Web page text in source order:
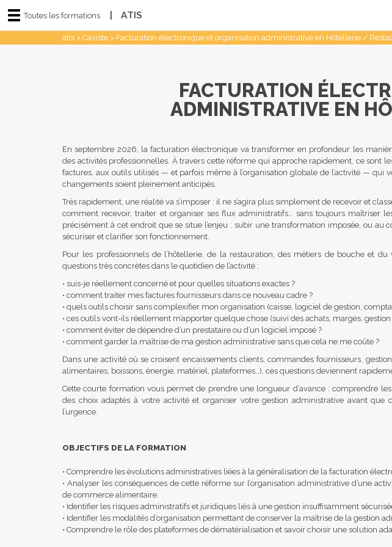
Toutes les formations | ATIS
atis > Caviste > Facturation électronique et organisation administrative en Hôtellerie /
FACTURATION
ADMINISTRATIVE EN
En septembre 2026, la facturation électronique va transformer en profondeur les
des activités professionnelles. À travers cette réforme qui approche rapidement, ce sont
factures, aux outils utilisés — et parfois même à l’organisation globale de l’activité — qui
changements soient pleinement anticipés.
Très rapidement, une réalité va s’imposer : il ne s’agira plus simplement de recevoir et
comment recevoir, traiter et organiser ses flux administratifs… sans toujours maîtriser
précisément à cet endroit que se situe l’enjeu : subir une transformation imposée, ou au
sécuriser et clarifier son fonctionnement.
Pour les professionnels de l’hôtellerie, de la restauration, des métiers de bouche et
questions très concrètes dans le quotidien de l’activité :
• suis-je réellement concerné et pour quelles situations exactes ?
• comment traiter mes factures fournisseurs dans ce nouveau cadre ?
• quels outils choisir sans complexifier mon organisation (caisse, logiciel de gestion,
• ces outils vont-ils réellement m’apporter quelque chose (suivi des achats, marges,
• comment éviter de dépendre d’un prestataire ou d’un logiciel imposé ?
• comment garder la maîtrise de ma gestion administrative sans que cela ne me coûte ?
Dans une activité où se croisent encaissements clients, commandes fournisseurs,
alimentaires, boissons, énergie, matériel, plateformes…), ces questions deviennent
Cette courte formation vous permet de prendre une longueur d’avance : comprendre
des choix adaptés à votre activité et organiser votre gestion administrative avant que
l’urgence.
OBJECTIFS DE LA FORMATION
• Comprendre les évolutions administratives liées à la généralisation de la facturation
• Analyser les conséquences de cette réforme sur l’organisation administrative d’une
de commerce alimentaire.
• Identifier les risques administratifs et juridiques liés à une gestion insuffisamment
• Identifier les modalités d’organisation permettant de conserver la maîtrise de la gestion
• Comprendre le rôle des plateformes de dématérialisation et savoir choisir une solution